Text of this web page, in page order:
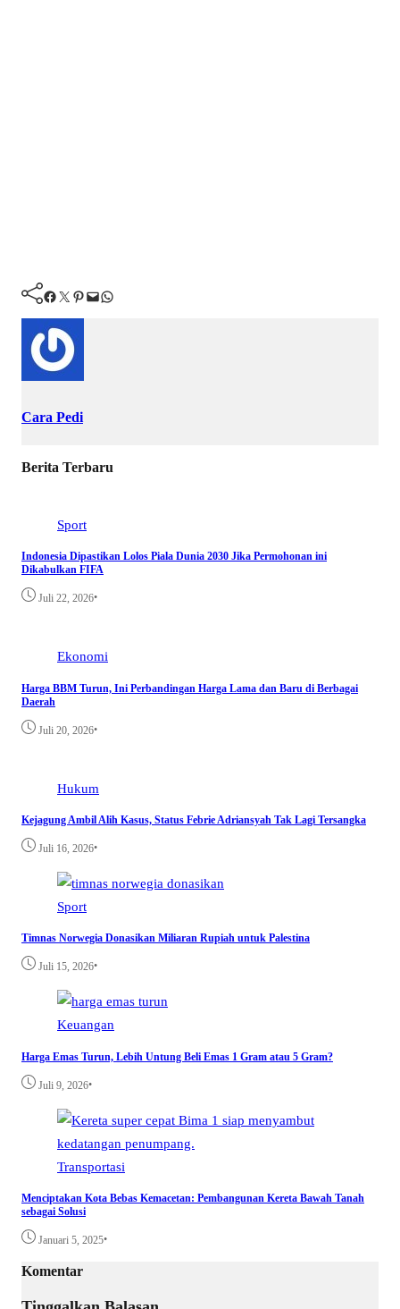
Facebook Twitter Pinterest Mail WhatsApp
Cara Pedi
Berita Terbaru
Sport
Indonesia Dipastikan Lolos Piala Dunia 2030 Jika Permohonan ini
Dikabulkan FIFA
Juli 22, 2026•
Ekonomi
Harga BBM Turun, Ini Perbandingan Harga Lama dan Baru di Berbagai
Daerah
Juli 20, 2026•
Hukum
Kejagung Ambil Alih Kasus, Status Febrie Adriansyah Tak Lagi Tersangka
Juli 16, 2026•
Sport
Timnas Norwegia Donasikan Miliaran Rupiah untuk Palestina
Juli 15, 2026•
Keuangan
Harga Emas Turun, Lebih Untung Beli Emas 1 Gram atau 5 Gram?
Juli 9, 2026•
Transportasi
Menciptakan Kota Bebas Kemacetan: Pembangunan Kereta Bawah Tanah
sebagai Solusi
Januari 5, 2025•
Komentar